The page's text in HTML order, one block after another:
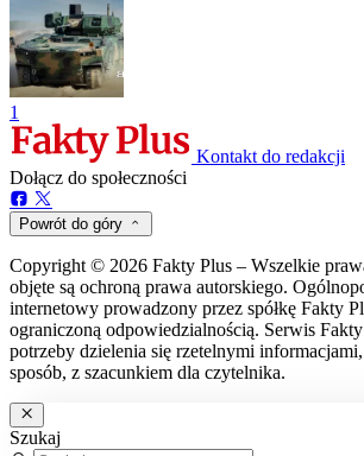
1
Kontakt do redakcji
Dołącz do społeczności
Powrót do góry
Copyright © 2026 Fakty Plus – Wszelkie
objęte są ochroną prawa autorskiego.
internetowy prowadzony przez spółkę Fakty
ograniczoną odpowiedzialnością. Serwis Fakty
potrzeby dzielenia się rzetelnymi
sposób, z szacunkiem dla czytelnika.
Szukaj